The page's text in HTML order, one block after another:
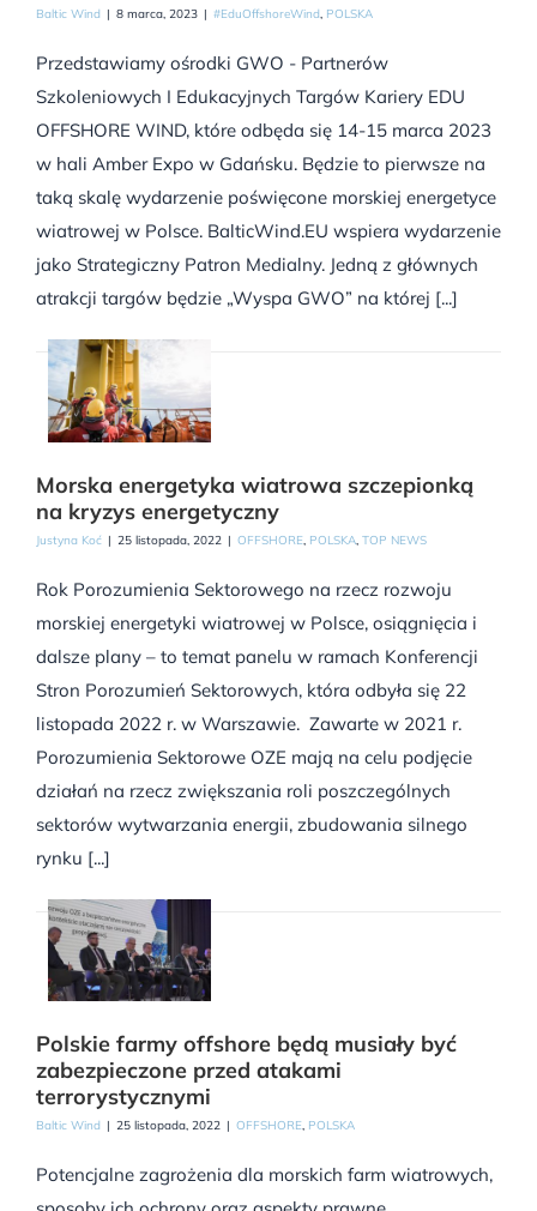
Baltic Wind | 8 marca, 2023 | #EduOffshoreWind, POLSKA
Przedstawiamy ośrodki GWO - Partnerów
Szkoleniowych I Edukacyjnych Targów Kariery EDU
OFFSHORE WIND, które odbęda się 14-15 marca 2023
w hali Amber Expo w Gdańsku. Będzie to pierwsze na
taką skalę wydarzenie poświęcone morskiej energetyce
wiatrowej w Polsce. BalticWind.EU wspiera wydarzenie
jako Strategiczny Patron Medialny. Jedną z głównych
atrakcji targów będzie „Wyspa GWO” na której [...]
Morska energetyka wiatrowa szczepionką
na kryzys energetyczny
Justyna Koć | 25 listopada, 2022 | OFFSHORE, POLSKA, TOP NEWS
Rok Porozumienia Sektorowego na rzecz rozwoju
morskiej energetyki wiatrowej w Polsce, osiągnięcia i
dalsze plany – to temat panelu w ramach Konferencji
Stron Porozumień Sektorowych, która odbyła się 22
listopada 2022 r. w Warszawie. Zawarte w 2021 r.
Porozumienia Sektorowe OZE mają na celu podjęcie
działań na rzecz zwiększania roli poszczególnych
sektorów wytwarzania energii, zbudowania silnego
rynku [...]
Polskie farmy offshore będą musiały być
zabezpieczone przed atakami
terrorystycznymi
Baltic Wind | 25 listopada, 2022 | OFFSHORE, POLSKA
Potencjalne zagrożenia dla morskich farm wiatrowych,